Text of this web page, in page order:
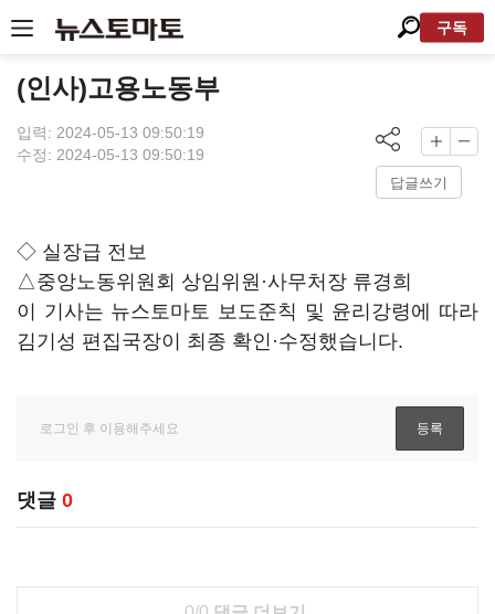
구독
(인사)고용노동부
입력: 2024-05-13 09:50:19
수정: 2024-05-13 09:50:19
답글쓰기
◇ 실장급 전보
△중앙노동위원회 상임위원·사무처장 류경희
이 기사는 뉴스토마토 보도준칙 및 윤리강령에 따라
김기성 편집국장이 최종 확인·수정했습니다.
댓글 0